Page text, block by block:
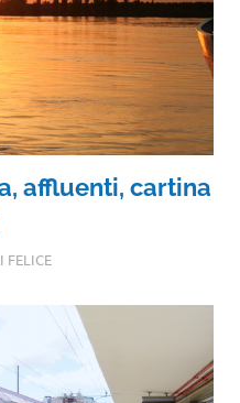
affluenti, cartina
FELICE